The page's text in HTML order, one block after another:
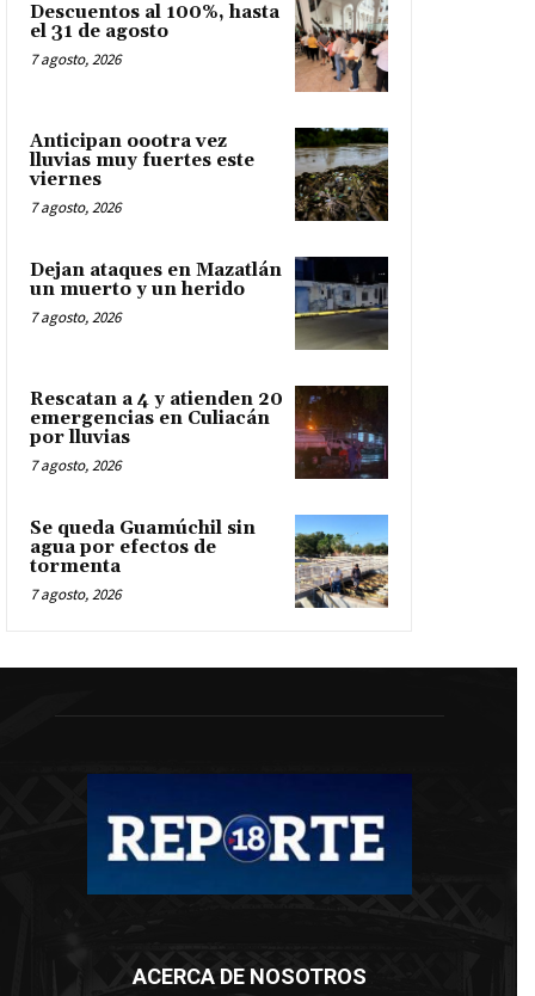
Descuentos al 100%, hasta
el 31 de agosto
7 agosto, 2026
Anticipan oootra vez
lluvias muy fuertes este
viernes
7 agosto, 2026
Dejan ataques en Mazatlán
un muerto y un herido
7 agosto, 2026
Rescatan a 4 y atienden 20
emergencias en Culiacán
por lluvias
7 agosto, 2026
Se queda Guamúchil sin
agua por efectos de
tormenta
7 agosto, 2026
ACERCA DE NOSOTROS